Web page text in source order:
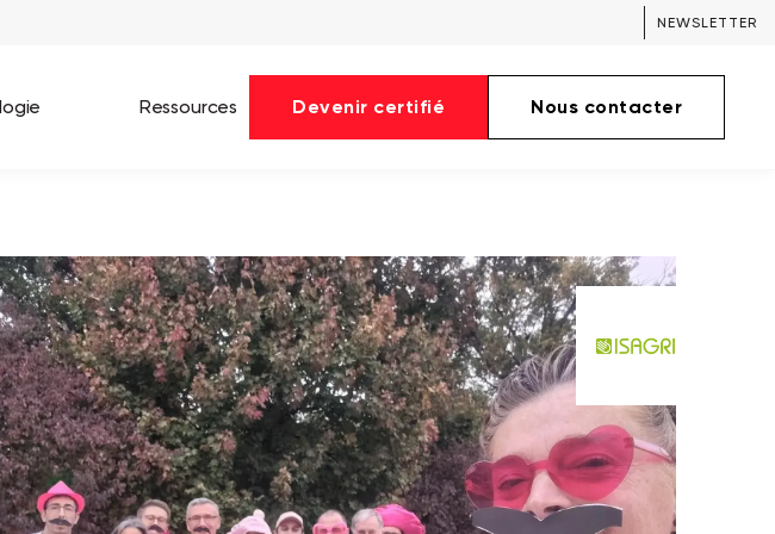
NEWSLETTER
2026
In Tech 2026
Women 2025
2025
Ressources Devenir certifié Nous contacter